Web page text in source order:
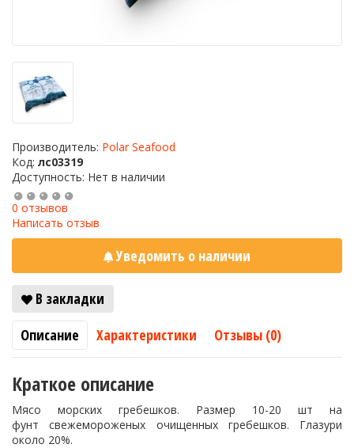
Производитель: Polar Seafood
Код: лс03319
Доступность: Нет в наличии
0 отзывов
Написать отзыв
Уведомить о наличии
В закладки
Описание
Характеристики Отзывы (0)
Краткое описание
Мясо морских гребешков. Размер 10-20 шт на
фунт свежемороженых очищенных гребешков. Глазури
около 20%.